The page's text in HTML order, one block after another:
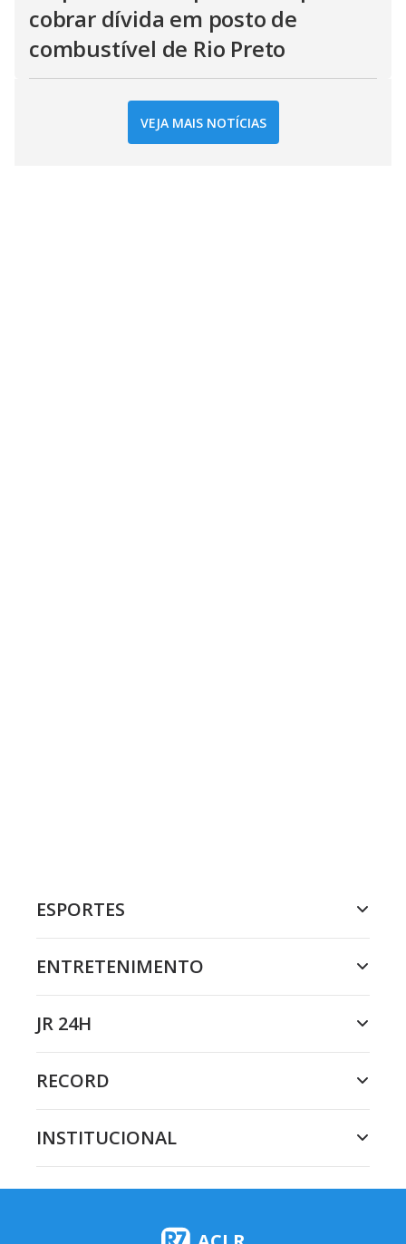
cobrar dívida em posto de
combustível de Rio Preto
VEJA MAIS NOTÍCIAS
ESPORTES
ENTRETENIMENTO
JR 24H
RECORD
INSTITUCIONAL